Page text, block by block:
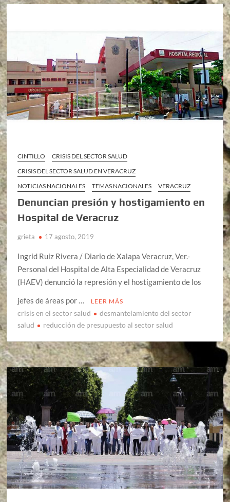
CINTILLO
CRISIS DEL SECTOR SALUD
CRISIS DEL SECTOR SALUD EN VERACRUZ
NOTICIAS NACIONALES
TEMAS NACIONALES VERACRUZ
Denuncian presión y hostigamiento en
Hospital de Veracruz
grieta 17 agosto, 2019
Ingrid Ruiz Rivera / Diario de Xalapa Veracruz, Ver.-
Personal del Hospital de Alta Especialidad de Veracruz
(HAEV) denunció la represión y el hostigamiento de los
jefes de áreas por …
LEER MÁS
crisis en el sector salud
desmantelamiento del sector
salud
reducción de presupuesto al sector salud